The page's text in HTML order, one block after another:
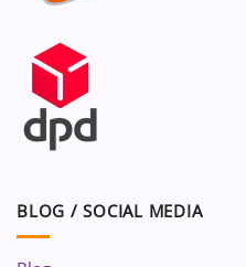
BLOG / SOCIAL MEDIA